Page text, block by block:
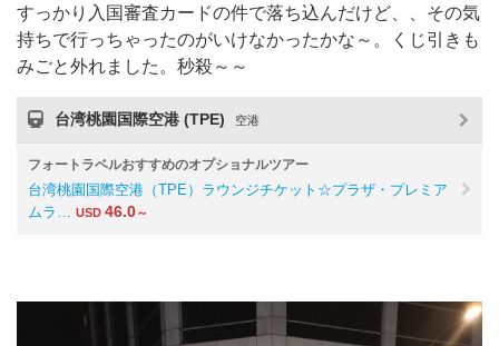
すっかり入国審査カードの件で落ち込んだけど、、その気
持ちで行っちゃったのがいけなかったかな～。くじ引きも
みごと外れました。秒殺～～
台湾桃園国際空港 (TPE) 空港
フォートラベルおすすめのオプショナルツアー
台湾桃園国際空港（TPE）ラウンジチケット☆プラザ・プレミア
ムラ… USD 46.0～